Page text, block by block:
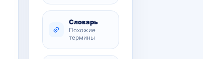
Словарь
Похожие
термины